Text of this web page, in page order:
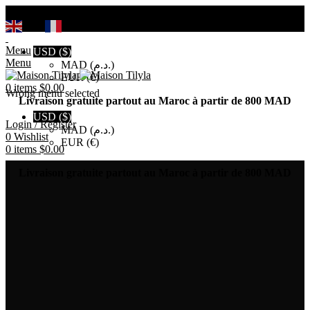
USD ($)
MAD (د.م.)
EUR (€)
Livraison gratuite partout au Maroc à partir de 800 MAD
Login / Register
0 Wishlist
0 items $0.00
Menu
Menu
0items $0.00
Wrong menu selected
USD ($)
MAD (د.م.)
EUR (€)